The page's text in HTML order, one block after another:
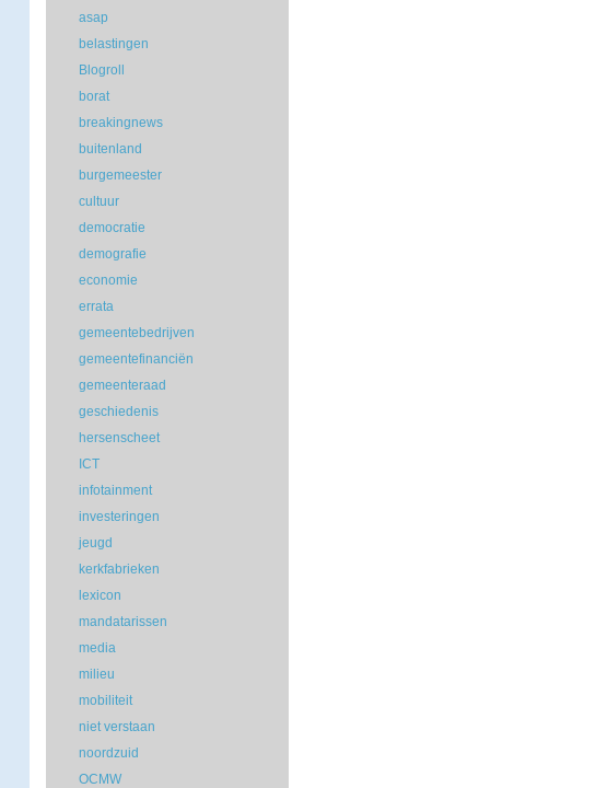
asap
belastingen
Blogroll
borat
breakingnews
buitenland
burgemeester
cultuur
democratie
demografie
economie
errata
gemeentebedrijven
gemeentefinanciën
gemeenteraad
geschiedenis
hersenscheet
ICT
infotainment
investeringen
jeugd
kerkfabrieken
lexicon
mandatarissen
media
milieu
mobiliteit
niet verstaan
noordzuid
OCMW